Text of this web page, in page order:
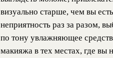
визуально старше, чем вы
неприятность раз за разом,
по тону увлажняющее
макияжа в тех местах, где